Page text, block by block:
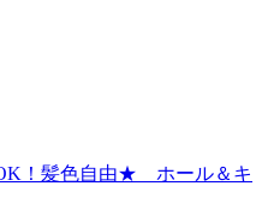
！髪色自由★ ホール＆キ